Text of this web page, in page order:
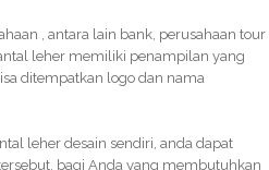
, antara lain bank, perusahaan tour
leher memiliki penampilan yang
ditempatkan logo dan nama
leher desain sendiri, anda dapat
bagi Anda yang membutuhkan